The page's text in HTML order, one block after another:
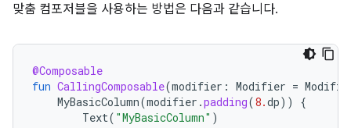
맞춤 컴포저블을 사용하는 방법은 다음과 같습니다.
@Composable
fun CallingComposable(modifier : Modifier =
MyBasicColumn(modifier .padding(8.dp))
{
Text( "MyBasicColumn" )